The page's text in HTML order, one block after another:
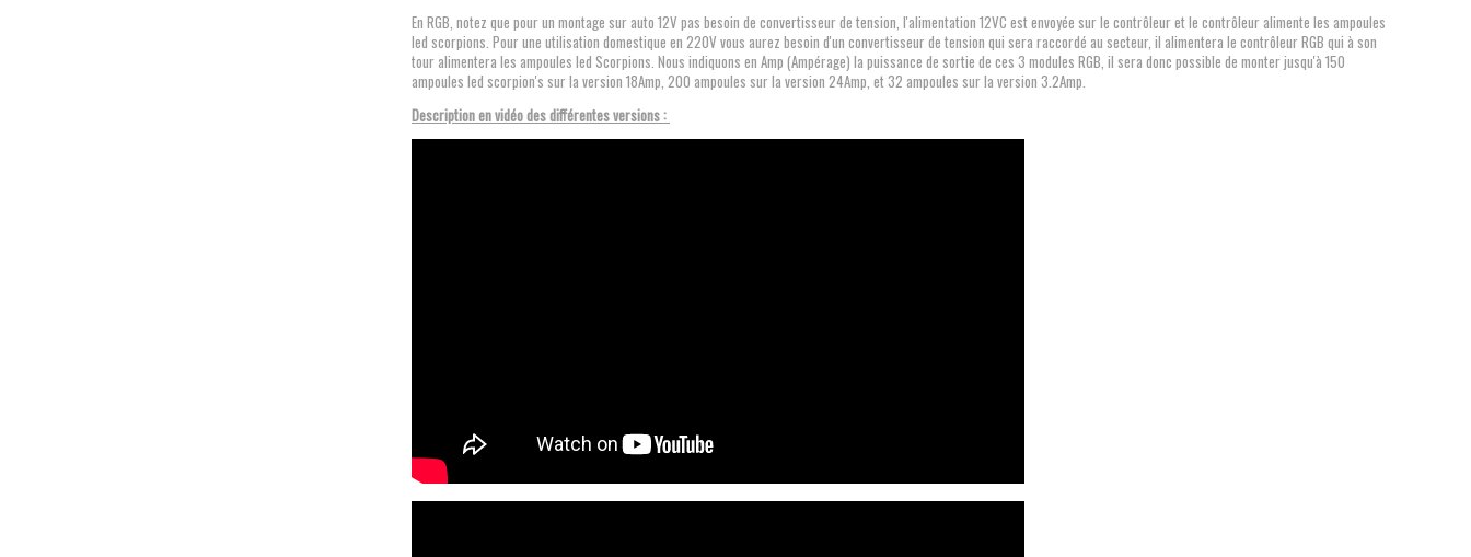
En RGB, notez que pour un montage sur auto 12V pas besoin de convertisseur de tension, l'alimentation 12VC est envoyée sur le contrôleur et le contrôleur alimente les ampoules
led scorpions. Pour une utilisation domestique en 220V vous aurez besoin d'un convertisseur de tension qui sera raccordé au secteur, il alimentera le contrôleur RGB qui à son
tour alimentera les ampoules led Scorpions. Nous indiquons en Amp (Ampérage) la puissance de sortie de ces 3 modules RGB, il sera donc possible de monter jusqu'à 150
ampoules led scorpion's sur la version 18Amp, 200 ampoules sur la version 24Amp, et 32 ampoules sur la version 3.2Amp.
Description en vidéo des différentes versions :